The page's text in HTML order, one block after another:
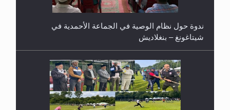
ندوة حول نظام الوصية في الجماعة الأحمدية في
شيتاغونغ – بنغلاديش